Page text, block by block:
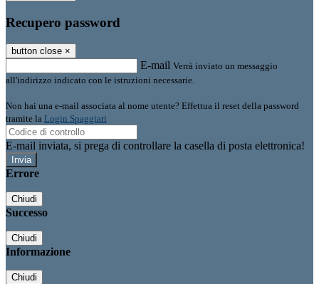
Recupero password
button close ×
E-mail Verrà inviato un messaggio
all'indirizzo indicato con le istruzioni necessarie.
Non hai una e-mail associata al nome utente? Effettua il reset della password
tramite la Login Spaggiari
E-mail inviata, si prega di controllare la casella di posta elettronica!
Errore
Chiudi
Successo
Chiudi
Informazione
Chiudi